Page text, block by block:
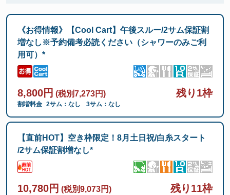
《お得情報》【Cool Cart】午後スルー/2サム保証割
増なし※予約備考必読ください（シャワーのみご利
用可）*
8,800円 (税別7,273円) 残り1枠
割増料金 2サム：なし 3サム：なし
【直前HOT】空き枠限定！8月土日祝/白糸スタート
/2サム保証割増なし*
10,780円 (税別9,073円) 残り11枠